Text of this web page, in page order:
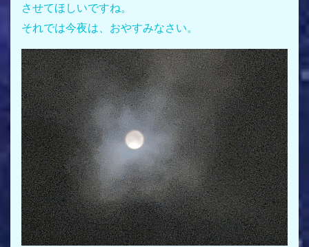
させてほしいですね。
それでは今夜は、おやすみなさい。